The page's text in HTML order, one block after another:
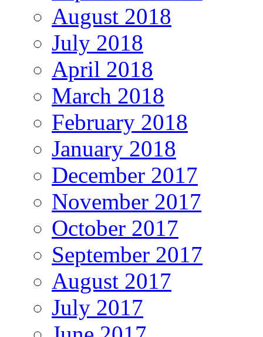
August 2018
July 2018
April 2018
March 2018
February 2018
January 2018
December 2017
November 2017
October 2017
September 2017
August 2017
July 2017